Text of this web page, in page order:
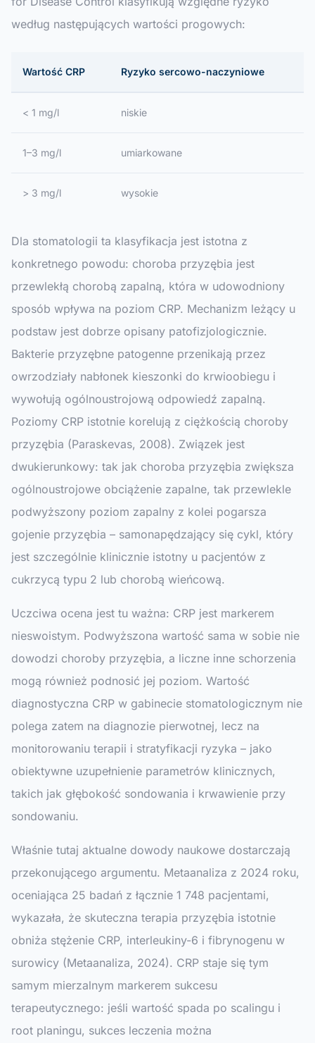
według następujących wartości progowych:
Wartość CRP Ryzyko sercowo-naczyniowe
< 1 mg/l niskie
1–3 mg/l umiarkowane
> 3 mg/l wysokie
Dla stomatologii ta klasyfikacja jest istotna z
konkretnego powodu: choroba przyzębia jest
przewlekłą chorobą zapalną, która w udowodniony
sposób wpływa na poziom CRP. Mechanizm leżący u
podstaw jest dobrze opisany patofizjologicznie.
Bakterie przyzębne patogenne przenikają przez
owrzodziały nabłonek kieszonki do krwioobiegu i
wywołują ogólnoustrojową odpowiedź zapalną.
Poziomy CRP istotnie korelują z ciężkością choroby
przyzębia (Paraskevas, 2008). Związek jest
dwukierunkowy: tak jak choroba przyzębia zwiększa
ogólnoustrojowe obciążenie zapalne, tak przewlekle
podwyższony poziom zapalny z kolei pogarsza
gojenie przyzębia – samonapędzający się cykl, który
jest szczególnie klinicznie istotny u pacjentów z
cukrzycą typu 2 lub chorobą wieńcową.
Uczciwa ocena jest tu ważna: CRP jest markerem
nieswoistym. Podwyższona wartość sama w sobie nie
dowodzi choroby przyzębia, a liczne inne schorzenia
mogą również podnosić jej poziom. Wartość
diagnostyczna CRP w gabinecie stomatologicznym nie
polega zatem na diagnozie pierwotnej, lecz na
monitorowaniu terapii i stratyfikacji ryzyka – jako
obiektywne uzupełnienie parametrów klinicznych,
takich jak głębokość sondowania i krwawienie przy
sondowaniu.
Właśnie tutaj aktualne dowody naukowe dostarczają
przekonującego argumentu. Metaanaliza z 2024 roku,
oceniająca 25 badań z łącznie 1 748 pacjentami,
wykazała, że skuteczna terapia przyzębia istotnie
obniża stężenie CRP, interleukiny-6 i fibrynogenu w
surowicy (Metaanaliza, 2024). CRP staje się tym
samym mierzalnym markerem sukcesu
terapeutycznego: jeśli wartość spada po scalingu i
root planingu, sukces leczenia można